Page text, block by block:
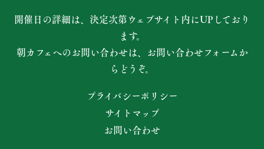
開催日の詳細は、決定次第ウェブサイト内にUPしており
ます。
朝カフェへのお問い合わせは、お問い合わせフォームか
らどうぞ。
プライバシーポリシー
サイトマップ
お問い合わせ